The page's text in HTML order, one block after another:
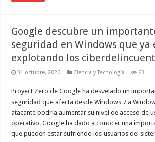
Google descubre un
seguridad en Windows que ya
explotando los
31 octubre, 2020 Ciencia y Tecnología 63
Proyect Zero de Google ha desvelado un
seguridad que afecta desde Windows 7 a
atacante podría aumentar su nivel de acceso de
operativo. Google ha dado a conocer una
que pueden estar sufriendo los usuarios del